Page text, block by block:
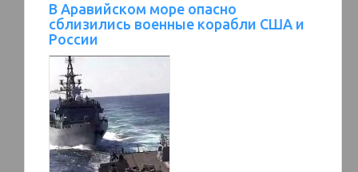
В Аравийском море опасно
сблизились военные корабли США и
России